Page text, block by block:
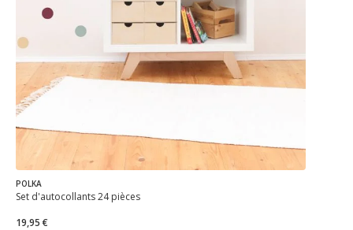
POLKA
Set d'autocollants 24 pièces
19,95 €